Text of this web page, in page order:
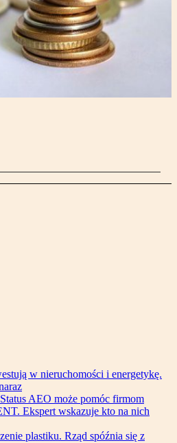
w nieruchomości i energetykę.
AEO może pomóc firmom
Ekspert wskazuje kto na nich
plastiku. Rząd spóźnia się z